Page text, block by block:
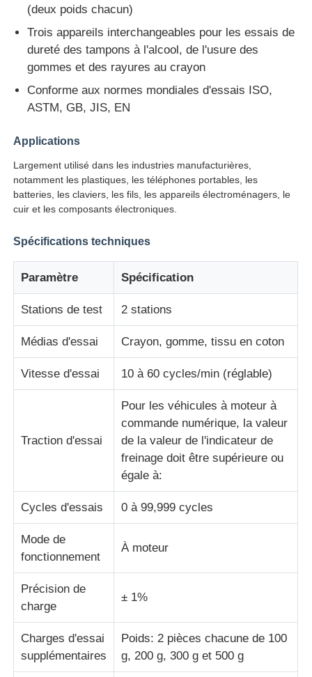
Machine d'essai d'impact
Équipement d'essai de chaussures
Équipement d'essai des matériaux de construction
machine d'essai de tissu
Contrôleur de la température et d'humidité
appareil de contrôle de dureté
(deux poids chacun)
Trois appareils interchangeables pour les essais de
dureté des tampons à l'alcool, de l'usure des
gommes et des rayures au crayon
Conforme aux normes mondiales d'essais ISO,
ASTM, GB, JIS, EN
Applications
Largement utilisé dans les industries manufacturières,
notamment les plastiques, les téléphones portables, les
batteries, les claviers, les fils, les appareils électroménagers, le
cuir et les composants électroniques.
Spécifications techniques
Paramètre Spécification
Stations de test 2 stations
Médias d'essai Crayon, gomme, tissu en coton
Vitesse d'essai 10 à 60 cycles/min (réglable)
Traction d'essai
Pour les véhicules à moteur à
commande numérique, la valeur
de la valeur de l'indicateur de
freinage doit être supérieure ou
égale à:
Cycles d'essais 0 à 99,999 cycles
Mode de
fonctionnement
À moteur
Précision de
charge
± 1%
Charges d'essai
supplémentaires
Poids: 2 pièces chacune de 100
g, 200 g, 300 g et 500 g